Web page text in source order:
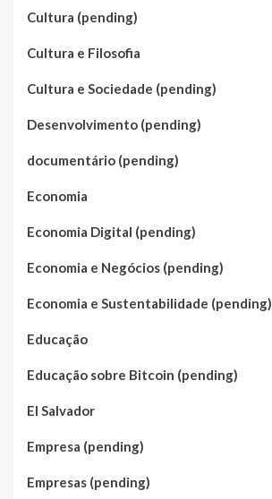
Cultura (pending)
Cultura e Filosofia
Cultura e Sociedade (pending)
Desenvolvimento (pending)
documentário (pending)
Economia
Economia Digital (pending)
Economia e Negócios (pending)
Economia e Sustentabilidade (pending)
Educação
Educação sobre Bitcoin (pending)
El Salvador
Empresa (pending)
Empresas (pending)